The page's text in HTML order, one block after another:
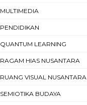
MULTIMEDIA
PENDIDIKAN
QUANTUM LEARNING
RAGAM HIAS NUSANTARA
RUANG VISUAL NUSANTARA
SEMIOTIKA BUDAYA